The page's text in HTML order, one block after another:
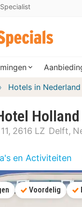
Hotels in Nederland
Holland
2616 LZ Delft
en Activiteiten
Voordelig